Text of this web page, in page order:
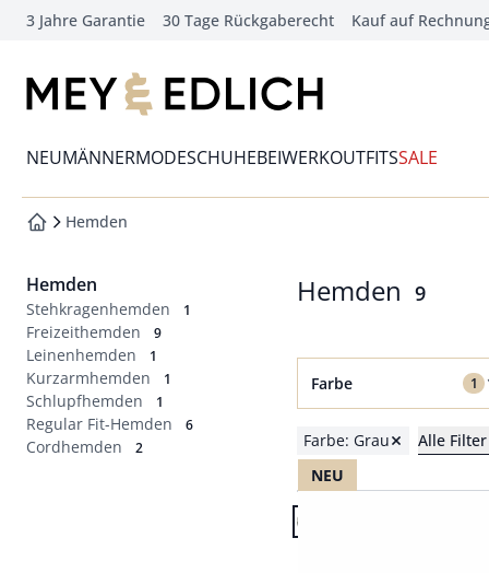
springen
springen
springen
springen
3 Jahre Garantie 30 Tage Rückgaberecht Kauf auf
zur Startseite
Wechsel in das Menü mit Pfeil-Runter Taste
NEUMÄNNERMODESCHUHEBEIWERKOUTFITSSALE
zur Startseite
Hemden
Hemden
Stehkragenhemden 1
Freizeithemden 9
Leinenhemden 1
Kurzarmhemden 1
Schlupfhemden 1
Regular Fit-Hemden 6
Cordhemden 2
Hemden 9
Filter für Farbe Grau
Farbe 1
Blau
Farbe: Grau Alle
Artikel 1 von 9.
NEU